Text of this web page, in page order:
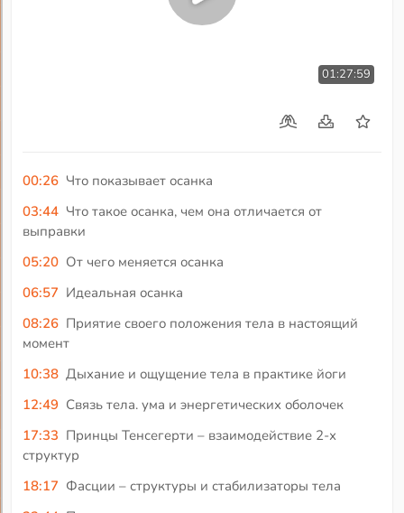
01:27:59
00:26 Что показывает осанка
03:44 Что такое осанка, чем она отличается от
выправки
05:20 От чего меняется осанка
06:57 Идеальная осанка
08:26 Приятие своего положения тела в настоящий
момент
10:38 Дыхание и ощущение тела в практике йоги
12:49 Связь тела. ума и энергетических оболочек
17:33 Принцы Тенсегерти – взаимодействие 2-х
структур
18:17 Фасции – структуры и стабилизаторы тела